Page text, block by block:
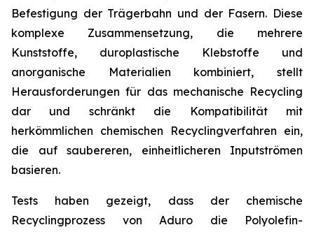
Befestigung der Trägerbahn und der Fasern. Diese
komplexe Zusammensetzung, die mehrere
Kunststoffe, duroplastische Klebstoffe und
anorganische Materialien kombiniert, stellt
Herausforderungen für das mechanische Recycling
dar und schränkt die Kompatibilität mit
herkömmlichen chemischen Recyclingverfahren ein,
die auf saubereren, einheitlicheren Inputströmen
basieren.
Tests haben gezeigt, dass der chemische
Recyclingprozess von Aduro die Polyolefin-